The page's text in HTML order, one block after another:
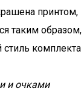
принтом,
таким образом,
комплекта
и очками